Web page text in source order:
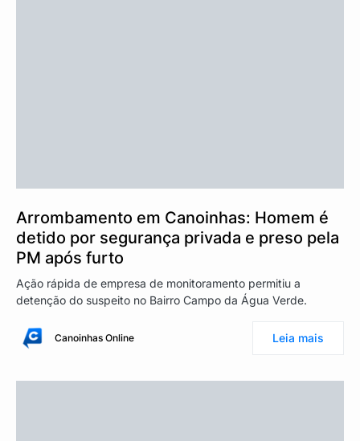
Arrombamento em Canoinhas: Homem é
detido por segurança privada e preso pela
PM após furto
Ação rápida de empresa de monitoramento permitiu a
detenção do suspeito no Bairro Campo da Água Verde.
Canoinhas Online Leia mais